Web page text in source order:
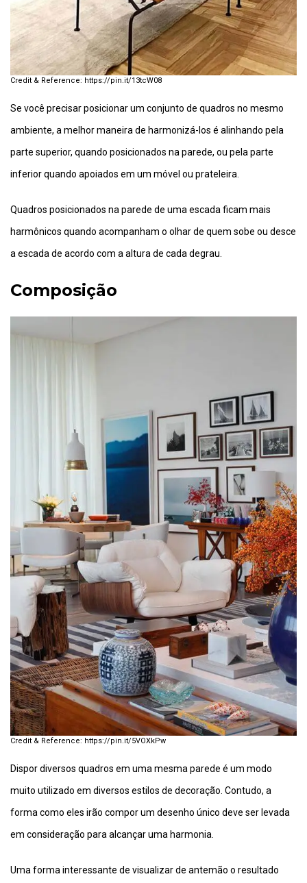
https://pin.it/13tcW08
Se você precisar posicionar um conjunto de quadros no mesmo
ambiente, a melhor maneira de harmonizá-los é alinhando pela
parte superior, quando posicionados na parede, ou pela parte
inferior quando apoiados em um móvel ou prateleira.
Quadros posicionados na parede de uma escada ficam mais
harmônicos quando acompanham o olhar de quem sobe ou desce
a escada de acordo com a altura de cada degrau.
Composição
https://pin.it/5VOXkPw
Dispor diversos quadros em uma mesma parede é um modo
muito utilizado em diversos estilos de decoração. Contudo, a
forma como eles irão compor um desenho único deve ser levada
em consideração para alcançar uma harmonia.
Uma forma interessante de visualizar de antemão o resultado